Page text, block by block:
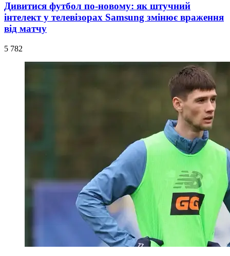
Дивитися футбол по-новому: як штучний
інтелект у телевізорах Samsung змінює враження
від матчу
5 782